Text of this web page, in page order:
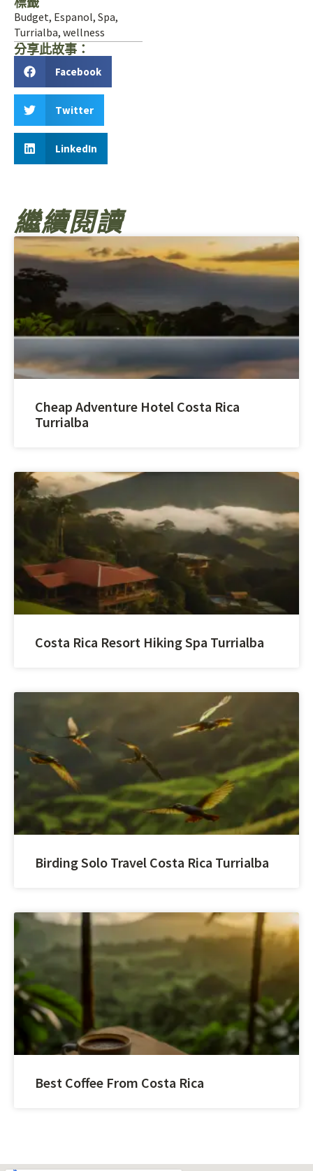
Budget, Espanol, Spa,
Turrialba, wellness
分享此故事：
Facebook
Twitter
LinkedIn
繼續閱讀
Cheap Adventure Hotel Costa Rica
Turrialba
Costa Rica Resort Hiking Spa Turrialba
Birding Solo Travel Costa Rica Turrialba
Best Coffee From Costa Rica